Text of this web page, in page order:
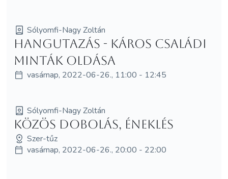
Sólyomfi-Nagy Zoltán
Hangutazás - káros családi
minták oldása
vasárnap, 2022-06-26., 11:00 - 12:45
Sólyomfi-Nagy Zoltán
Közös dobolás, éneklés
Szer-tűz
vasárnap, 2022-06-26., 20:00 - 22:00